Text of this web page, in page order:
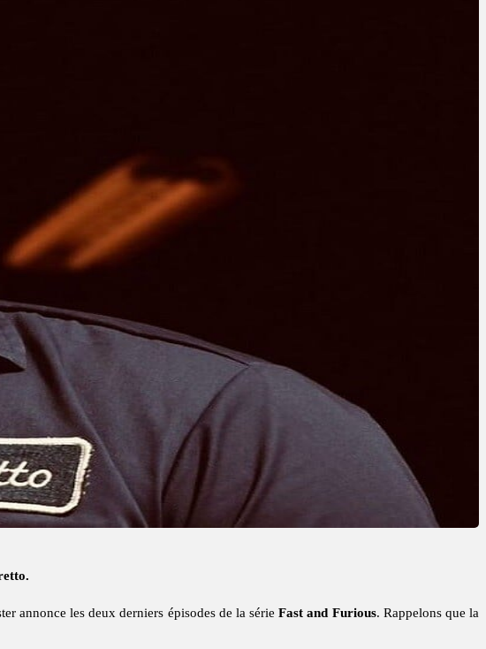
annonce les deux derniers épisodes de la sérieFast and Furious. Rappelons que la